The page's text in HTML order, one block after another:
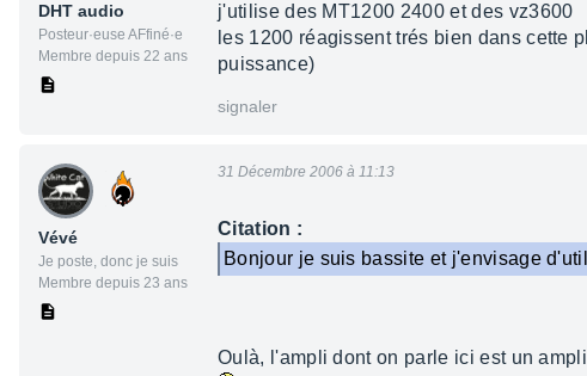
DHT audio
Posteur·euse AFfiné·e
Membre depuis 22 ans
j'utilise des MT1200 2400 et des vz3600
les 1200 réagissent trés bien dans cette
puissance)
signaler
Vévé
Je poste, donc je suis
Membre depuis 23 ans
31 Décembre 2006 à 11:13
Citation :
Bonjour je suis bassite et j'envisage
Oulà, l'ampli dont on parle ici est un